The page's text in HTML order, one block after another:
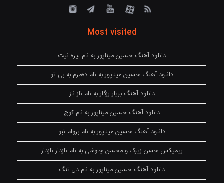
Most visited
دانلود آهنگ حسین میناپور به نام لیره نیت
دانلود آهنگ حسین میناپور به نام دەمرم بە بی تو
دانلود آهنگ بریار رزگار به نام ناز ناز
دانلود آهنگ حسین میناپور به نام کوچ
دانلود آهنگ حسین میناپور به نام بروام نبو
ریمیکس حسن زیرک و محسن چاوشی به نام نازدار نازدار
دانلود آهنگ حسین میناپور به نام دل تنگ